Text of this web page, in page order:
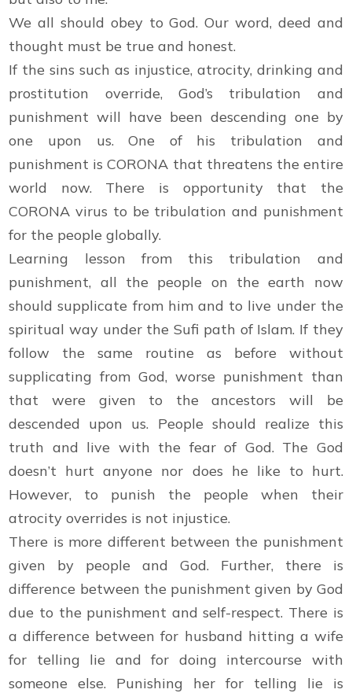
We all should obey to God. Our word, deed and
thought must be true and honest.
If the sins such as injustice, atrocity, drinking and
prostitution override, God’s tribulation and
punishment will have been descending one by
one upon us. One of his tribulation and
punishment is CORONA that threatens the entire
world now. There is opportunity that the
CORONA virus to be tribulation and punishment
for the people globally.
Learning lesson from this tribulation and
punishment, all the people on the earth now
should supplicate from him and to live under the
spiritual way under the Sufi path of Islam. If they
follow the same routine as before without
supplicating from God, worse punishment than
that were given to the ancestors will be
descended upon us. People should realize this
truth and live with the fear of God. The God
doesn’t hurt anyone nor does he like to hurt.
However, to punish the people when their
atrocity overrides is not injustice.
There is more different between the punishment
given by people and God. Further, there is
difference between the punishment given by God
due to the punishment and self-respect. There is
a difference between for husband hitting a wife
for telling lie and for doing intercourse with
someone else. Punishing her for telling lie is